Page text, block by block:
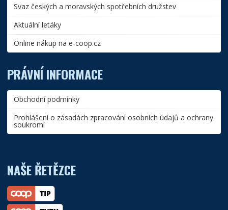
Svaz českých a moravských spotřebních družstev
Aktuální letáky
Online nákup na e-coop.cz
PRÁVNÍ INFORMACE
Obchodní podmínky
Prohlášení o zásadách zpracování osobních údajů a ochrany
soukromí
NAŠE ŘETĚZCE